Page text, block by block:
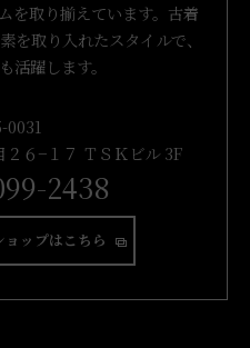
を取り揃えています。古着
を取り入れたスタイルで、
活躍します。
0031
６−１７ ＴＳＫビル 3F
2438
ップはこちら